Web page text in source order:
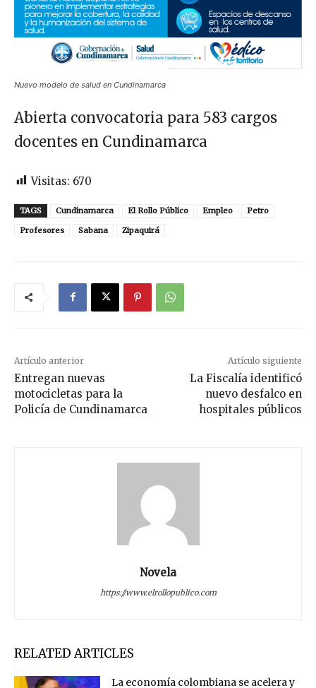
Nuevo modelo de salud en Cundinamarca
Abierta convocatoria para 583 cargos
docentes en Cundinamarca
Visitas: 670
TAGS Cundinamarca El Rollo Público Empleo
Petro
Profesores
Sabana Zipaquirá
Artículo anterior
Entregan nuevas
motocicletas para la
Policía de Cundinamarca
Artículo siguiente
La Fiscalía identificó
nuevo desfalco en
hospitales públicos
Novela
https://www.elrollopublico.com
RELATED ARTICLES
La economía colombiana se acelera y